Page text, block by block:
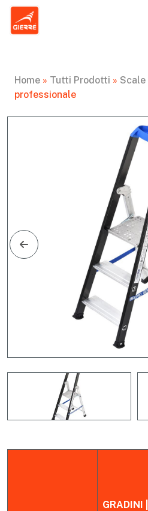
Home » Tutti Prodotti » Scale
professionale
GRADINI |